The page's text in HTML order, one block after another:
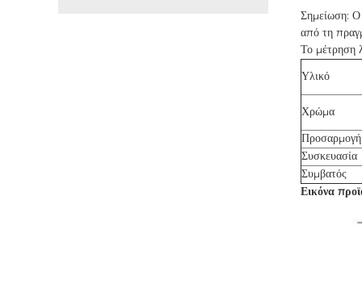
Σημείωση: Ο
από τη
Το μέτρηση
Υλικό
Χρώμα
Προσαρμογή
Συσκευασία
Συμβατός
Εικόνα